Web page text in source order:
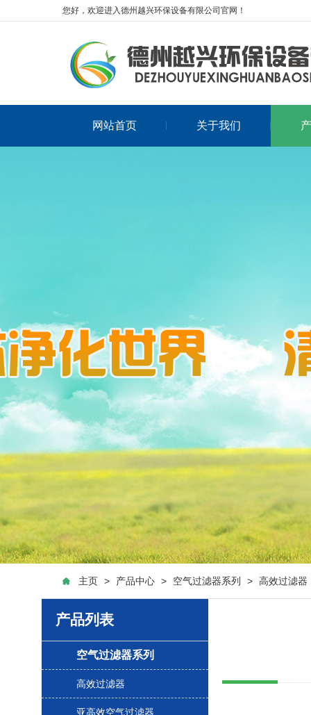
您好，欢迎进入德州越兴环保设备有限公司官网！
网站首页 关于我们
主页 > 产品中心 > 空气过滤器系列 > 高效过滤器
产品列表
空气过滤器系列
高效过滤器
亚高效空气过滤器